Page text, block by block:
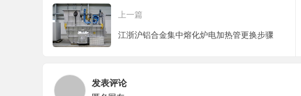
上一篇
江浙沪铝合金集中熔化炉电加热管更换步骤
发表评论